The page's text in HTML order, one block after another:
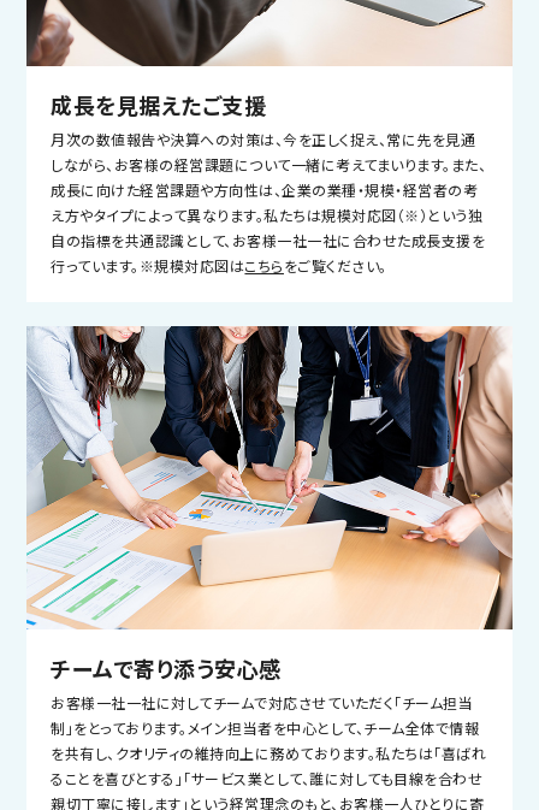
成長を見据えたご支援
月次の数値報告や決算への対策は、今を正しく捉え、常に先を見通
しながら、お客様の経営課題について一緒に考えてまいります。また、
成長に向けた経営課題や方向性は、企業の業種・規模・経営者の考
え方やタイプによって異なります。私たちは規模対応図（※）という独
自の指標を共通認識として、お客様一社一社に合わせた成長支援を
行っています。※規模対応図はこちらをご覧ください。
チームで寄り添う安心感
お客様一社一社に対してチームで対応させていただく「チーム担当
制」をとっております。メイン担当者を中心として、チーム全体で情報
を共有し、クオリティの維持向上に務めております。私たちは「喜ばれ
ることを喜びとする」「サービス業として、誰に対しても目線を合わせ
親切丁寧に接します」という経営理念のもと、お客様一人ひとりに寄